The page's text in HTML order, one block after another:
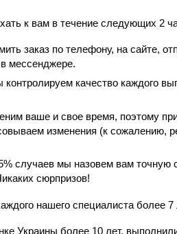
к вам в течение следующих 2
заказ по телефону, на сайте,
мессенджере.
качество каждого
ваше и свое время, поэтому
изменения (к сожалению,
случаев мы назовем вам точную
сюрпризов!
нашего специалиста более 7
Украины более 10 лет,